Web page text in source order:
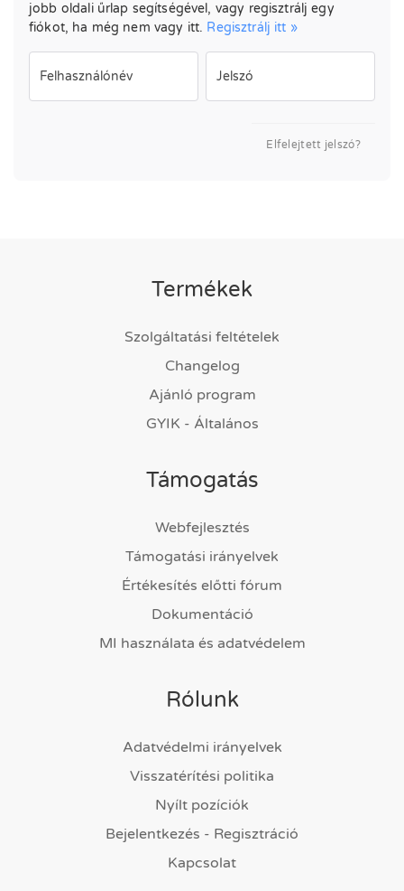
jobb oldali űrlap segítségével, vagy regisztrálj egy
fiókot, ha még nem vagy itt. Regisztrálj itt »
Felhasználónév Jelszó
Elfelejtett jelszó?
Termékek
Szolgáltatási feltételek
Changelog
Ajánló program
GYIK - Általános
Támogatás
Webfejlesztés
Támogatási irányelvek
Értékesítés előtti fórum
Dokumentáció
MI használata és adatvédelem
Rólunk
Adatvédelmi irányelvek
Visszatérítési politika
Nyílt pozíciók
Bejelentkezés - Regisztráció
Kapcsolat